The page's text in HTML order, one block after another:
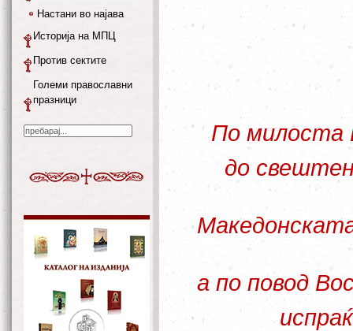
По милоста
до
а по повод
Настани во најава
Историја на МПЦ
Против сектите
Големи православни
празници